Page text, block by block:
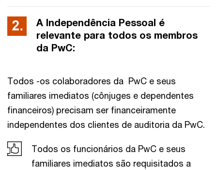
A Independência Pessoal é
relevante para todos os membros
da PwC:
Todos -os colaboradores da PwC e seus
familiares imediatos (cônjuges e dependentes
financeiros) precisam ser financeiramente
independentes dos clientes de auditoria da PwC.
Todos os funcionários da PwC e seus
familiares imediatos são requisitados a